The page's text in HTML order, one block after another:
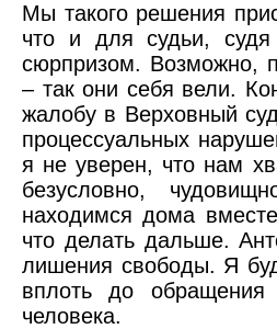
Мы такого решения
что и для судьи,
сюрпризом. Возможно,
– так они себя вели.
жалобу в Верховный
процессуальных
я не уверен, что нам
безусловно,
находимся дома
что делать дальше.
лишения свободы. Я
вплоть до
человека.